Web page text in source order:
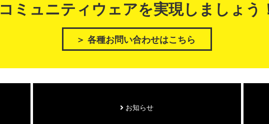
コミュニティウェアを実現しましょう
＞ 各種お問い合わせはこちら
お知らせ